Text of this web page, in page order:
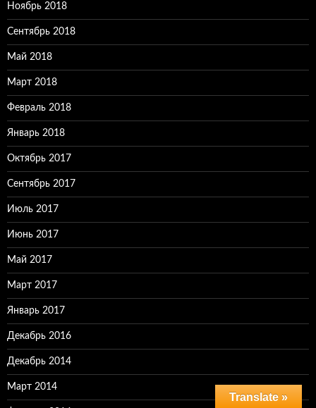
Ноябрь 2018
Сентябрь 2018
Май 2018
Март 2018
Февраль 2018
Январь 2018
Октябрь 2017
Сентябрь 2017
Июль 2017
Июнь 2017
Май 2017
Март 2017
Январь 2017
Декабрь 2016
Декабрь 2014
Март 2014
Translate »